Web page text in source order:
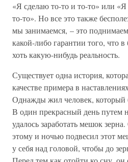
«Я сделаю то-то и то-то» или
то-то». Но все это также
мы занимаемся, – это
какой-либо гарантии того, что
хоть какую-нибудь реальность.
Существует одна история,
качестве примера в
Однажды жил человек, который
В один прекрасный день путем
удалось заработать мешок
этому и ночью подвесил этот
у себя над головой, чтобы до